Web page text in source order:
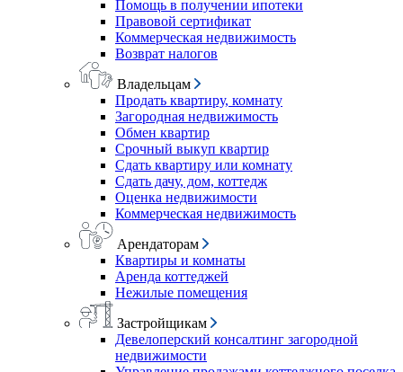
Помощь в получении ипотеки
Правовой сертификат
Коммерческая недвижимость
Возврат налогов
Владельцам
Продать квартиру, комнату
Загородная недвижимость
Обмен квартир
Срочный выкуп квартир
Сдать квартиру или комнату
Сдать дачу, дом, коттедж
Оценка недвижимости
Коммерческая недвижимость
Арендаторам
Квартиры и комнаты
Аренда коттеджей
Нежилые помещения
Застройщикам
Девелоперский консалтинг загородной
недвижимости